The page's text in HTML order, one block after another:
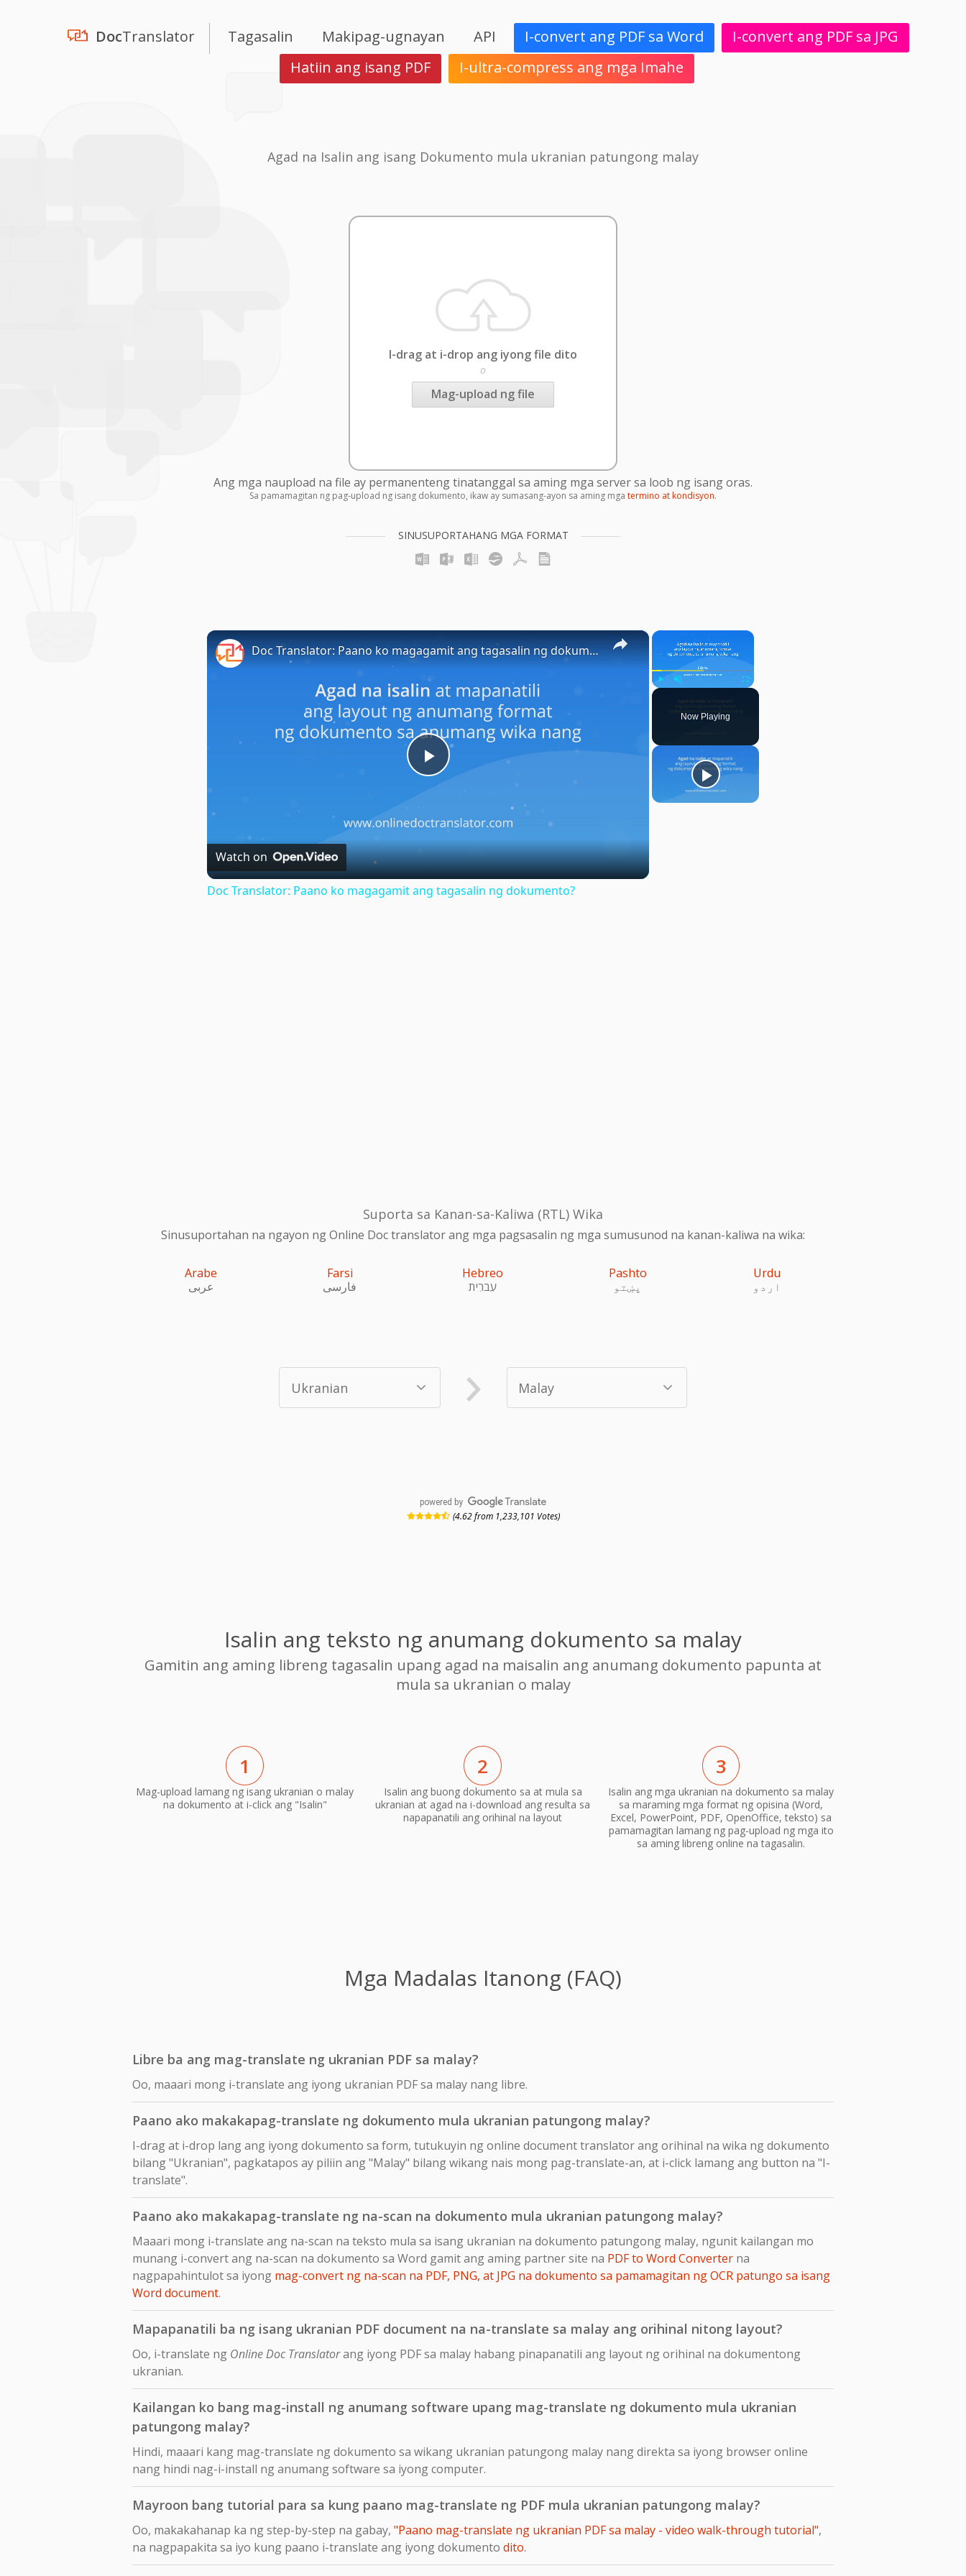
DocTranslator Tagasalin Makipag-ugnayan API I-convert ang PDF sa Word
I-convert ang PDF sa JPG
Hatiin ang isang PDF
I-ultra-compress ang mga Imahe
Agad na Isalin ang isang Dokumento mula ukranian patungong malay
I-drag at i-drop ang iyong file dito
o
Mag-upload ng file
Ang mga naupload na file ay permanenteng tinatanggal sa aming mga server sa loob ng isang oras.
Sa pamamagitan ng pag-upload ng isang dokumento, ikaw ay sumasang-ayon sa aming mga termino at kondisyon.
SINUSUPORTAHANG MGA FORMAT
×
Fullscreen
Now Playing
×
Play
Video
Doc Translator: Paano ko magagamit ang tagasalin ng dokumento?
Watch on
Doc Translator: Paano ko magagamit ang tagasalin ng dokumento?
Suporta sa Kanan-sa-Kaliwa (RTL) Wika
Sinusuportahan na ngayon ng Online Doc translator ang mga pagsasalin ng mga sumusunod na kanan-kaliwa na wika:
Arabe
عربى
Farsi
فارسی
Hebreo
עִברִית
Pashto
پښتو
Urdu
اردو
powered by
(4.62 from 1,233,101 Votes)
Isalin ang teksto ng anumang dokumento sa malay
Gamitin ang aming libreng tagasalin upang agad na maisalin ang anumang dokumento papunta at
mula sa ukranian o malay
1
Mag-upload lamang ng isang ukranian o malay
na dokumento at i-click ang "Isalin"
2
Isalin ang buong dokumento sa at mula sa
ukranian at agad na i-download ang resulta sa
napapanatili ang orihinal na layout
3
Isalin ang mga ukranian na dokumento sa malay
sa maraming mga format ng opisina (Word,
Excel, PowerPoint, PDF, OpenOffice, teksto) sa
pamamagitan lamang ng pag-upload ng mga ito
sa aming libreng online na tagasalin.
Mga Madalas Itanong (FAQ)
Libre ba ang mag-translate ng ukranian PDF sa malay?
Oo, maaari mong i-translate ang iyong ukranian PDF sa malay nang libre.
Paano ako makakapag-translate ng dokumento mula ukranian patungong malay?
I-drag at i-drop lang ang iyong dokumento sa form, tutukuyin ng online document translator ang orihinal na wika ng dokumento
bilang "Ukranian", pagkatapos ay piliin ang "Malay" bilang wikang nais mong pag-translate-an, at i-click lamang ang button na "I-
translate".
Paano ako makakapag-translate ng na-scan na dokumento mula ukranian patungong malay?
Maaari mong i-translate ang na-scan na teksto mula sa isang ukranian na dokumento patungong malay, ngunit kailangan mo
munang i-convert ang na-scan na dokumento sa Word gamit ang aming partner site na PDF to Word Converter na
nagpapahintulot sa iyong mag-convert ng na-scan na PDF, PNG, at JPG na dokumento sa pamamagitan ng OCR patungo sa isang
Word document.
Mapapanatili ba ng isang ukranian PDF document na na-translate sa malay ang orihinal nitong layout?
Oo, i-translate ng Online Doc Translatorang iyong PDF sa malay habang pinapanatili ang layout ng orihinal na dokumentong
ukranian.
Kailangan ko bang mag-install ng anumang software upang mag-translate ng dokumento mula ukranian
patungong malay?
Hindi, maaari kang mag-translate ng dokumento sa wikang ukranian patungong malay nang direkta sa iyong browser online
nang hindi nag-i-install ng anumang software sa iyong computer.
Mayroon bang tutorial para sa kung paano mag-translate ng PDF mula ukranian patungong malay?
Oo, makakahanap ka ng step-by-step na gabay, "Paano mag-translate ng ukranian PDF sa malay - video walk-through tutorial",
na nagpapakita sa iyo kung paano i-translate ang iyong dokumento dito.